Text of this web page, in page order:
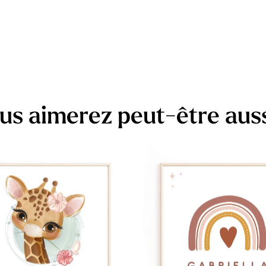
aimerez peut-être